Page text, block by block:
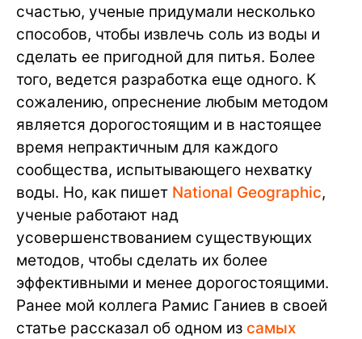
счастью, ученые придумали несколько
способов, чтобы извлечь соль из воды и
сделать ее пригодной для питья. Более
того, ведется разработка еще одного. К
сожалению, опреснение любым методом
является дорогостоящим и в настоящее
время непрактичным для каждого
сообщества, испытывающего нехватку
воды. Но, как пишет National Geographic,
ученые работают над
усовершенствованием существующих
методов, чтобы сделать их более
эффективными и менее дорогостоящими.
Ранее мой коллега Рамис Ганиев в своей
статье рассказал об одном из самых